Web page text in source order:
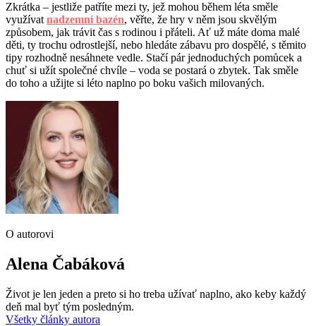
Zkrátka – jestliže patříte mezi ty, jež mohou během léta směle
využívat nadzemní bazén, věřte, že hry v něm jsou skvělým
způsobem, jak trávit čas s rodinou i přáteli. Ať už máte doma malé
děti, ty trochu odrostlejší, nebo hledáte zábavu pro dospělé, s těmito
tipy rozhodně nesáhnete vedle. Stačí pár jednoduchých pomůcek a
chuť si užít společné chvíle – voda se postará o zbytek. Tak směle
do toho a užijte si léto naplno po boku vašich milovaných.
O autorovi
Alena Čabáková
Život je len jeden a preto si ho treba užívať naplno, ako keby každý
deň mal byť tým posledným.
Všetky články autora